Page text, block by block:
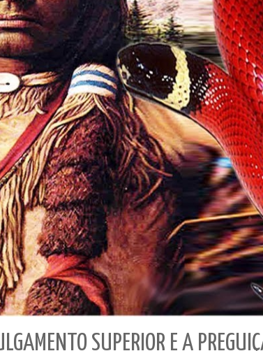
SUPERIOR E A